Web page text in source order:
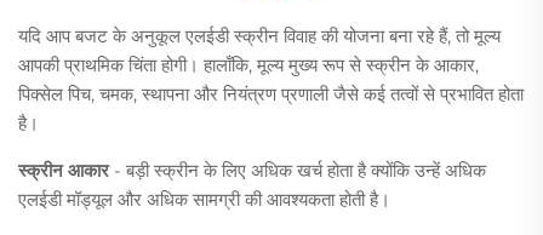
यदि आप बजट के अनुकूल एलईडी स्क्रीन विवाह की योजना बना रहे हैं, तो मूल्य
आपकी प्राथमिक चिंता होगी। हालाँकि, मूल्य मुख्य रूप से स्क्रीन के आकार,
पिक्सेल पिच, चमक, स्थापना और नियंत्रण प्रणाली जैसे कई तत्वों से प्रभावित होता
है।
स्क्रीन आकार - बड़ी स्क्रीन के लिए अधिक खर्च होता है क्योंकि उन्हें अधिक
एलईडी मॉड्यूल और अधिक सामग्री की आवश्यकता होती है।